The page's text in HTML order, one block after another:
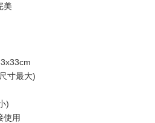
美
寸最大)
)
使用